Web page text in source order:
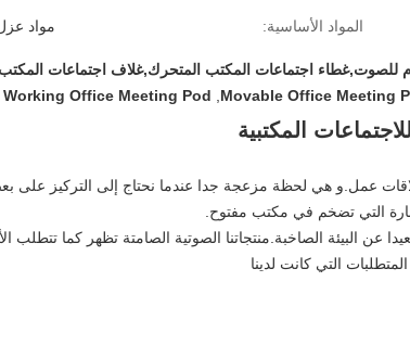
المواد الأساسية: مواد
للصوت,غطاء اجتماعات المكتب المتحرك,غلاف اجتماعات
Movable Office Meeting
Working Office Meeting Pod
المكتبية
عمل.و هي لحظة مزعجة جدا عندما نحتاج إلى التركيز على
التي تضخم في مكتب مفتوح.
البيئة الصاخبة.منتجاتنا الصوتية الصامتة تظهر كما تتطلب
التي كانت لدينا